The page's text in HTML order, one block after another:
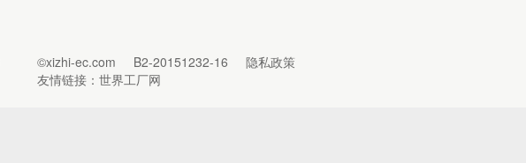
©xizhi-ec.com B2-20151232-16
隐私政策
友情链接： 世界工厂网